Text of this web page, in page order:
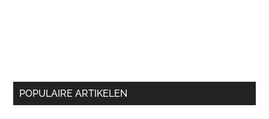
POPULAIRE ARTIKELEN